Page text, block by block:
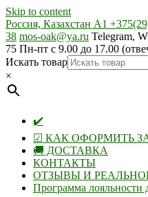
Skip to content
Россия, Казахстан А1
38 mos-oak@ya.ru Telegram,
75 Пн-пт с 9.00 до 17.00
Искать товар
×
✔️
☑ КАК ОФОРМИТЬ
🚚 ДОСТАВКА
КОНТАКТЫ
ОТЗЫВЫ И
Программа лояльности